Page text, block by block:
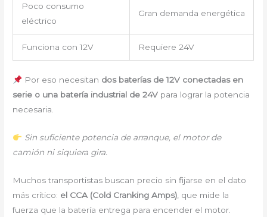
Poco consumo
eléctrico
Gran demanda energética
Funciona con 12V Requiere 24V
Por eso necesitan dos baterías de 12V conectadas en
serie o una batería industrial de 24V para lograr la potencia
necesaria.
Sin suficiente potencia de arranque, el motor de
camión ni siquiera gira.
Muchos transportistas buscan precio sin fijarse en el dato
más crítico: el CCA (Cold Cranking Amps) , que mide la
fuerza que la batería entrega para encender el motor.